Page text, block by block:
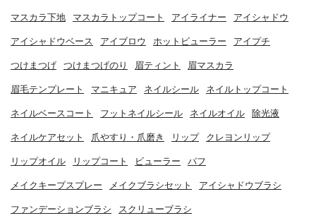
マスカラ下地 マスカラトップコート アイライナー アイシャドウ
アイシャドウベース アイブロウ ホットビューラー アイプチ
つけまつげ つけまつげのり 眉ティント 眉マスカラ
眉毛テンプレート マニキュア ネイルシール ネイルトップコート
ネイルベースコート フットネイルシール ネイルオイル 除光液
ネイルケアセット 爪やすり・爪磨き リップ クレヨンリップ
リップオイル リップコート ビューラー パフ
メイクキープスプレー メイクブラシセット アイシャドウブラシ
ファンデーションブラシ スクリューブラシ